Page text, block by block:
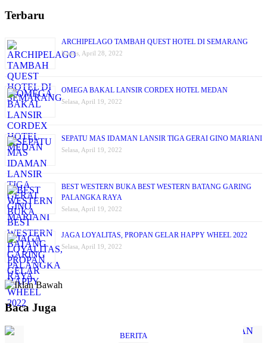
Terbaru
ARCHIPELAGO TAMBAH QUEST HOTEL DI SEMARANG
Kamis, April 28, 2022
OMEGA BAKAL LANSIR CORDEX HOTEL MEDAN
Selasa, April 19, 2022
SEPATU MAS IDAMAN LANSIR TIGA GERAI GINO MARIANI
Selasa, April 19, 2022
BEST WESTERN BUKA BEST WESTERN BATANG GARING
PALANGKA RAYA
Selasa, April 19, 2022
JAGA LOYALITAS, PROPAN GELAR HAPPY WHEEL 2022
Selasa, April 19, 2022
Baca Juga
BERITA